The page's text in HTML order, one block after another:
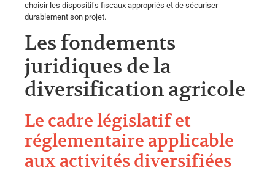
choisir les dispositifs fiscaux appropriés et de sécuriser
durablement son projet.
Les fondements
juridiques de la
diversification agricole
Le cadre législatif et
réglementaire applicable
aux activités diversifiées